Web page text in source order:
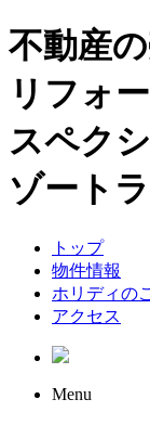
不動産
リフォ
スペク
ゾート
トップ
物件情報
ホリディの
アクセス
Menu